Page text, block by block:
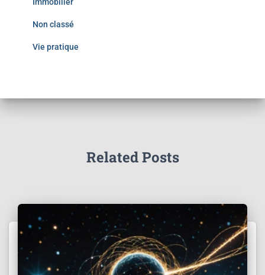
Non classé
Vie pratique
Related Posts